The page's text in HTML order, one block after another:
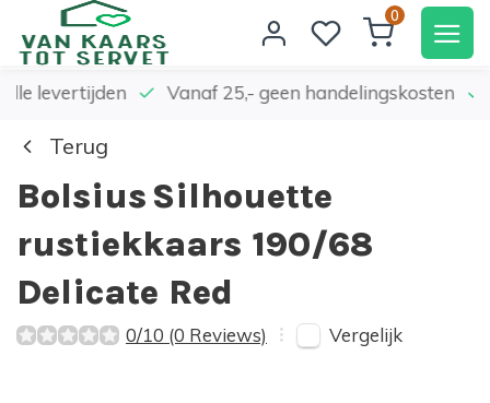
0
levertijden Vanaf 25,- geen handelingskosten
Terug
Bolsius Silhouette
rustiekkaars 190/68
Delicate Red
0/10 (0 Reviews) Vergelijk